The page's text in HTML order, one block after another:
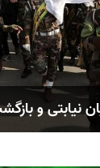
نیابتی و